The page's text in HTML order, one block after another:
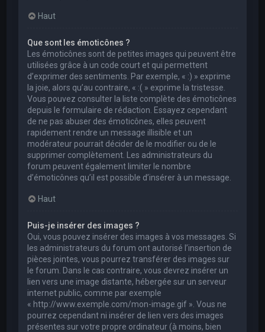
Haut
Que sont les émoticônes ?
Les émoticônes sont de petites images qui peuvent être
utilisées grâce à un code court et qui permettent
d’exprimer des sentiments. Par exemple, « :) » exprime
la joie, alors qu’au contraire, « :( » exprime la tristesse.
Vous pouvez consulter la liste complète des émoticônes
depuis le formulaire de rédaction. Essayez cependant
de ne pas abuser des émoticônes, elles peuvent
rapidement rendre un message illisible et un
modérateur pourrait décider de le modifier ou de le
supprimer complètement. Les administrateurs du
forum peuvent également limiter le nombre
d’émoticônes qu’il est possible d’insérer à un message.
Haut
Puis-je insérer des images ?
Oui, vous pouvez insérer des images à vos messages. Si
les administrateurs du forum ont autorisé l’insertion de
pièces jointes, vous pourrez transférer des images sur
le forum. Dans le cas contraire, vous devrez insérer un
lien vers une image distante, hébergée sur un serveur
internet public, comme par exemple
« http://www.exemple.com/mon-image.gif ». Vous ne
pourrez cependant ni insérer de lien vers des images
présentes sur votre propre ordinateur (à moins, bien